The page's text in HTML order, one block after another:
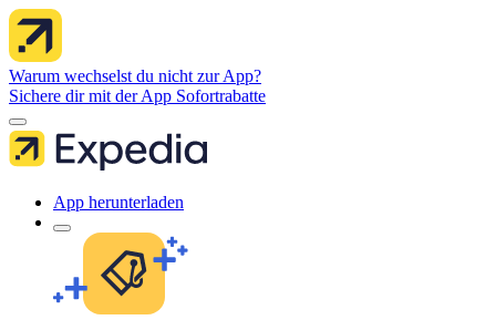
Warum wechselst du nicht zur App?
Sichere dir mit der App Sofortrabatte
App herunterladen